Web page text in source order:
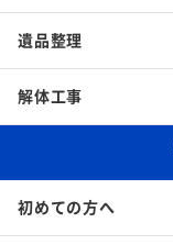
遺品整理
解体工事
初めての方へ